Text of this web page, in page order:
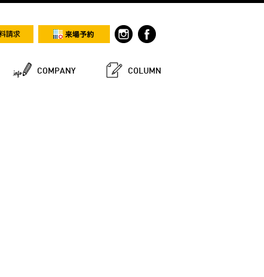
COMPANY COLUMN